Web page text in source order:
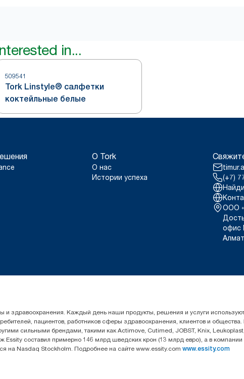
in...
509541
Tork Linstyle® салфетки
коктейльные белые
О Tork
О нас
Истории успеха
(+7)
ООО
офис
и здравоохранения. Каждый день наши продукты, решения и услуги
пациентов, работников сферы здравоохранения, клиентов и
сильными брендами, такими как Actimove, Cutimed, JOBST, Knix,
Essity составил примерно 146 млрд шведских крон (13 млрд евро), а в
на Nasdaq Stockholm. Подробнее на сайте www.essity.com www.essity.com